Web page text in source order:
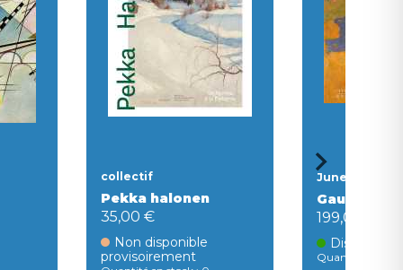
collectif
Pekka halonen
35,00 €
Non disponible
provisoirement
June
Gauguin
199,00 €
Disponible
Quantité en